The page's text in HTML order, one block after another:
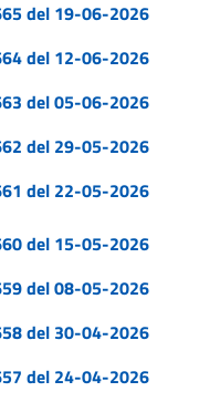
del 19-06-2026
del 12-06-2026
del 05-06-2026
del 29-05-2026
del 22-05-2026
del 15-05-2026
del 08-05-2026
del 30-04-2026
del 24-04-2026